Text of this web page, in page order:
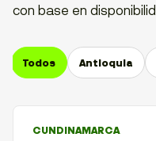
con base en
Todos Antioquia
CUNDINAMARCA